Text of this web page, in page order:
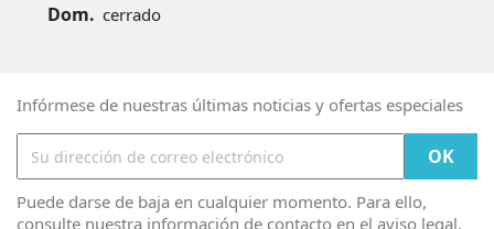
Dom. cerrado
Infórmese de nuestras últimas noticias y ofertas especiales
Puede darse de baja en cualquier momento. Para ello,
consulte nuestra información de contacto en el aviso legal.